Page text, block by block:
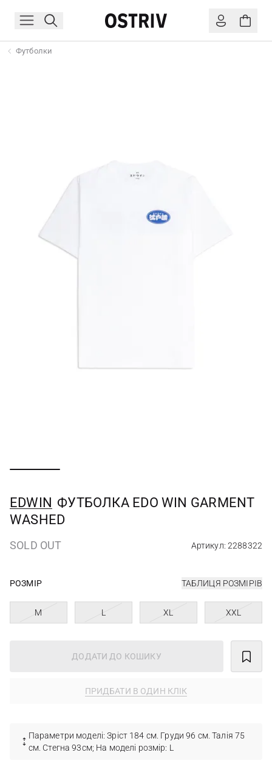
Футболки
EDWIN ФУТБОЛКА EDO WIN GARMENT
WASHED
SOLD OUT Артикул: 2288322
РОЗМІР ТАБЛИЦЯ РОЗМІРІВ
M L XL XXL
ДОДАТИ ДО КОШИКУ
ПРИДБАТИ В ОДИН КЛІК
Параметри моделі: Зріст 184 см. Груди 96 см. Талія 75
см. Стегна 93см; На моделі розмір: L